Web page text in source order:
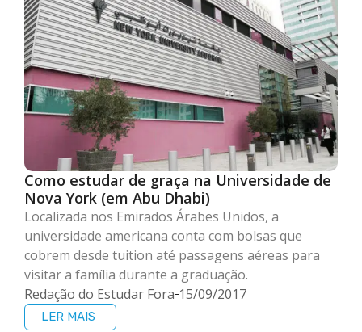
Como estudar de graça na Universidade de
Nova York (em Abu Dhabi)
Localizada nos Emirados Árabes Unidos, a
universidade americana conta com bolsas que
cobrem desde tuition até passagens aéreas para
visitar a família durante a graduação.
Redação do Estudar Fora 15/09/2017
LER MAIS